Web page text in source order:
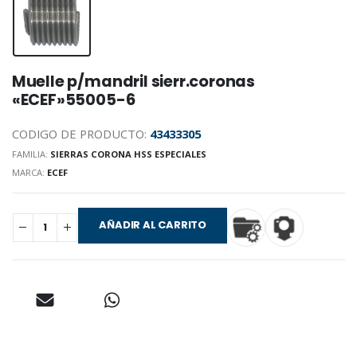
Muelle p/mandril sierr.coronas
«ECEF»55005-6
CODIGO DE PRODUCTO: 43433305
FAMILIA: SIERRAS CORONA HSS ESPECIALES
MARCA: ECEF
AÑADIR AL CARRITO